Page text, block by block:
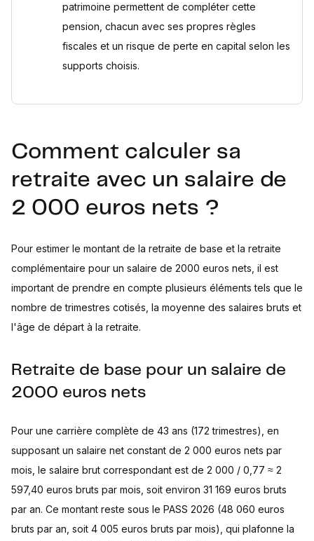
patrimoine permettent de compléter cette
pension, chacun avec ses propres règles
fiscales et un risque de perte en capital selon les
supports choisis.
Comment calculer sa
retraite avec un salaire de
2 000 euros nets ?
Pour estimer le montant de la retraite de base et la retraite
complémentaire pour un salaire de 2000 euros nets, il est
important de prendre en compte plusieurs éléments tels que le
nombre de trimestres cotisés, la moyenne des salaires bruts et
l'âge de départ à la retraite.
Retraite de base pour un salaire de
2000 euros nets
Pour une carrière complète de 43 ans (172 trimestres), en
supposant un salaire net constant de 2 000 euros nets par
mois, le salaire brut correspondant est de 2 000 / 0,77 ≈ 2
597,40 euros bruts par mois, soit environ 31 169 euros bruts
par an. Ce montant reste sous le PASS 2026 (48 060 euros
bruts par an, soit 4 005 euros bruts par mois), qui plafonne la